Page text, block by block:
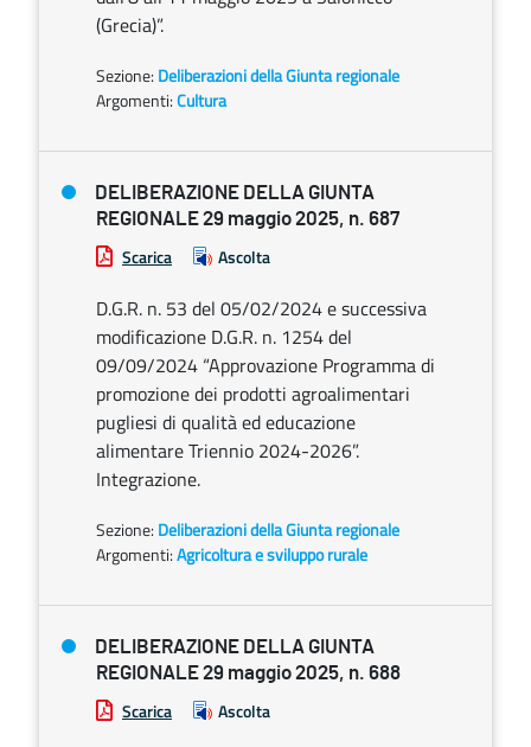
(Grecia)”.
Sezione: Deliberazioni della Giunta regionale
Argomenti:Cultura
DELIBERAZIONE DELLA GIUNTA
REGIONALE 29 maggio 2025, n. 687
Scarica Ascolta
D.G.R. n. 53 del 05/02/2024 e successiva
modificazione D.G.R. n. 1254 del
09/09/2024 “Approvazione Programma di
promozione dei prodotti agroalimentari
pugliesi di qualità ed educazione
alimentare Triennio 2024-2026”.
Integrazione.
Sezione: Deliberazioni della Giunta regionale
Argomenti:Agricoltura e sviluppo rurale
DELIBERAZIONE DELLA GIUNTA
REGIONALE 29 maggio 2025, n. 688
Scarica Ascolta